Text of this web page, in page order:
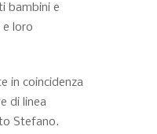
bambini e
e loro
in coincidenza
di linea
Stefano.